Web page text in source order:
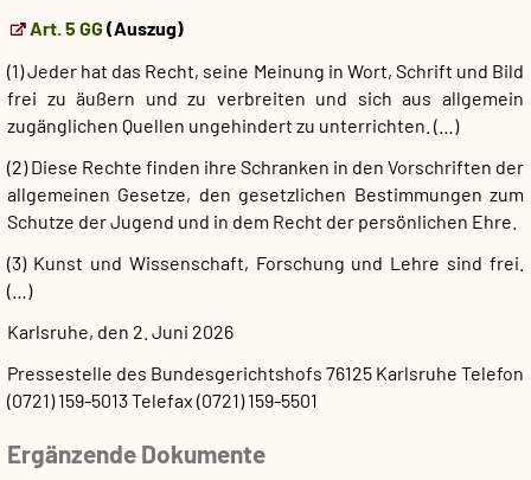
Art. 5 GG(Auszug)
(1) Jeder hat das Recht, seine Meinung in Wort, Schrift und Bild
frei zu äußern und zu verbreiten und sich aus allgemein
zugänglichen Quellen ungehindert zu unterrichten. (…)
(2) Diese Rechte finden ihre Schranken in den Vorschriften der
allgemeinen Gesetze, den gesetzlichen Bestimmungen zum
Schutze der Jugend und in dem Recht der persönlichen Ehre.
(3) Kunst und Wissenschaft, Forschung und Lehre sind frei.
(…)
Karlsruhe, den 2. Juni 2026
Pressestelle des Bundesgerichtshofs 76125 Karlsruhe Telefon
(0721) 159-5013Telefax (0721) 159-5501
Ergänzende Dokumente